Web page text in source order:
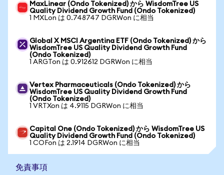
MaxLinear (Ondo Tokenized) から WisdomTree US
Quality Dividend Growth Fund (Ondo Tokenized)
1 MXLon は 0.748747 DGRWon に相当
Global X MSCI Argentina ETF (Ondo Tokenized) から
WisdomTree US Quality Dividend Growth Fund
(Ondo Tokenized)
1 ARGTon は 0.912612 DGRWon に相当
Vertex Pharmaceuticals (Ondo Tokenized) から
WisdomTree US Quality Dividend Growth Fund
(Ondo Tokenized)
1 VRTXon は 4.9115 DGRWon に相当
Capital One (Ondo Tokenized) から WisdomTree US
Quality Dividend Growth Fund (Ondo Tokenized)
1 COFon は 2.1914 DGRWon に相当
免責事項